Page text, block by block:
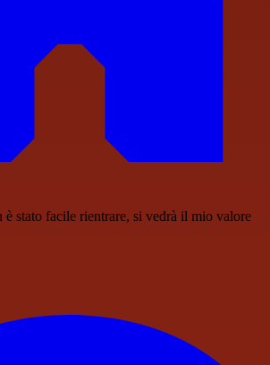
stato facile rientrare, si vedrà il mio valore